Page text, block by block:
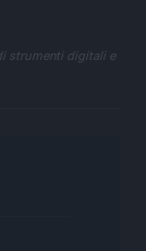
strumenti digitali e